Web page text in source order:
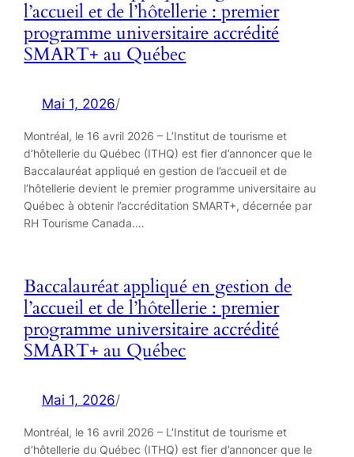
l’accueil et de l’hôtellerie : premier
programme universitaire accrédité
SMART+ au Québec
Mai 1, 2026/
Montréal, le 16 avril 2026 – L’Institut de tourisme et
d’hôtellerie du Québec (ITHQ) est fier d’annoncer que le
Baccalauréat appliqué en gestion de l’accueil et de
l’hôtellerie devient le premier programme universitaire au
Québec à obtenir l’accréditation SMART+, décernée par
RH Tourisme Canada.…
Baccalauréat appliqué en gestion de
l’accueil et de l’hôtellerie : premier
programme universitaire accrédité
SMART+ au Québec
Mai 1, 2026/
Montréal, le 16 avril 2026 – L’Institut de tourisme et
d’hôtellerie du Québec (ITHQ) est fier d’annoncer que le